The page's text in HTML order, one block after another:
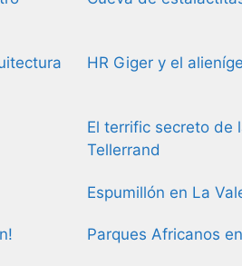
HR Giger y el
El terrific secreto de
Tellerrand
Espumillón en La
Parques Africanos